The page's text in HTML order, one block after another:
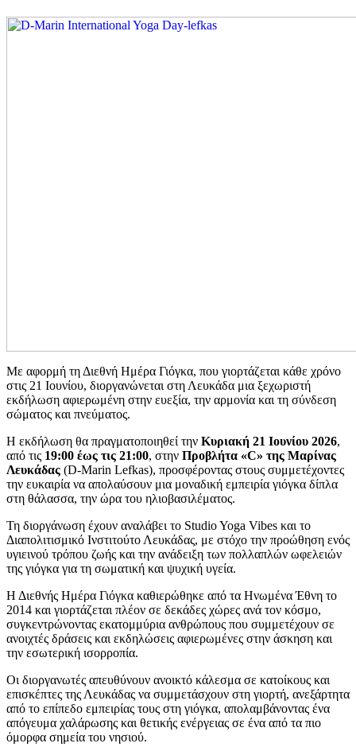
Με αφορμή τη Διεθνή Ημέρα Γιόγκα, που γιορτάζεται κάθε χρόνο
στις 21 Ιουνίου, διοργανώνεται στη Λευκάδα μια ξεχωριστή
εκδήλωση αφιερωμένη στην ευεξία, την αρμονία και τη σύνδεση
σώματος και πνεύματος.
Η εκδήλωση θα πραγματοποιηθεί την Κυριακή 21 Ιουνίου 2026,
από τις 19:00 έως τις 21:00, στην Προβλήτα «C» της Μαρίνας
Λευκάδας (D-Marin Lefkas), προσφέροντας στους συμμετέχοντες
την ευκαιρία να απολαύσουν μια μοναδική εμπειρία γιόγκα δίπλα
στη θάλασσα, την ώρα του ηλιοβασιλέματος.
Τη διοργάνωση έχουν αναλάβει το Studio Yoga Vibes και το
Διαπολιτισμικό Ινστιτούτο Λευκάδας, με στόχο την προώθηση ενός
υγιεινού τρόπου ζωής και την ανάδειξη των πολλαπλών ωφελειών
της γιόγκα για τη σωματική και ψυχική υγεία.
Η Διεθνής Ημέρα Γιόγκα καθιερώθηκε από τα Ηνωμένα Έθνη το
2014 και γιορτάζεται πλέον σε δεκάδες χώρες ανά τον κόσμο,
συγκεντρώνοντας εκατομμύρια ανθρώπους που συμμετέχουν σε
ανοιχτές δράσεις και εκδηλώσεις αφιερωμένες στην άσκηση και
την εσωτερική ισορροπία.
Οι διοργανωτές απευθύνουν ανοικτό κάλεσμα σε κατοίκους και
επισκέπτες της Λευκάδας να συμμετάσχουν στη γιορτή, ανεξάρτητα
από το επίπεδο εμπειρίας τους στη γιόγκα, απολαμβάνοντας ένα
απόγευμα χαλάρωσης και θετικής ενέργειας σε ένα από τα πιο
όμορφα σημεία του νησιού.